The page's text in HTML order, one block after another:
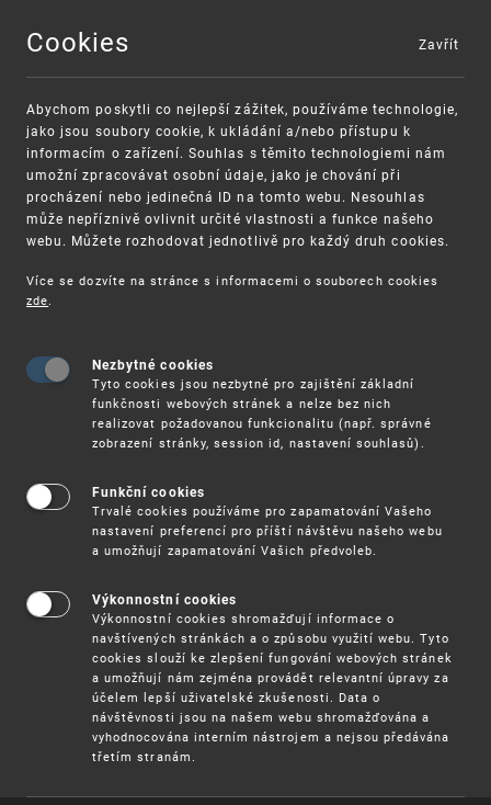
MENU
UPV
Studie Evropského patentového úřadu
(EPO): univerzity stojí za téměř
čtvrtinou evropských patentových
přihlášek z České republiky
Nová studie EPO o vynálezech na evropských
univerzitách ukazuje, že nejvyšší aktivitu vykazují
univerzity v Německu, Francii, Velké Británii a
Nejaktivnějšími českými univerzitami jsou ČVUT,
Univerzita Karlova a Univerzita Palackého. Studie
zdůrazňuje klíčovou roli univerzit v evropských
inovacích, ale také problémy fragmentace trhu
zmiňované též v nedávno publikované Draghiho
zprávě .
Celá studie
Cookies
Abychom poskytli co nejlepší zážitek, používáme technologie,
jako jsou soubory cookie, k ukládání a/nebo přístupu k
informacím o zařízení. Souhlas s těmito technologiemi nám
umožní zpracovávat osobní údaje, jako je chování při
procházení nebo jedinečná ID na tomto webu. Nesouhlas
může nepříznivě ovlivnit určité vlastnosti a funkce našeho
webu. Můžete rozhodovat jednotlivě pro každý druh cookies.
Více se dozvíte na stránce s informacemi o souborech cookies
zde.
Nezbytné cookies
Tyto cookies jsou nezbytné pro zajištění základní
funkčnosti webových stránek a nelze bez nich
realizovat požadovanou funkcionalitu (např. správné
zobrazení stránky, session id, nastavení souhlasů).
Funkční cookies
Trvalé cookies používáme pro zapamatování Vašeho
nastavení preferencí pro příští návštěvu našeho webu
a umožňují zapamatování Vašich předvoleb.
Výkonnostní cookies
Výkonnostní cookies shromažďují informace o
navštívených stránkách a o způsobu využití webu. Tyto
cookies slouží ke zlepšení fungování webových stránek
a umožňují nám zejména provádět relevantní úpravy za
účelem lepší uživatelské zkušenosti. Data o
návštěvnosti jsou na našem webu shromažďována a
vyhodnocována interním nástrojem a nejsou předávána
třetím stranám.
Zavřít